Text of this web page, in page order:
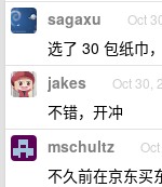
sagaxu Oct
选了 30 包纸巾
jakes Oct 30,
不错，开冲
mschultz
不久前在京东买